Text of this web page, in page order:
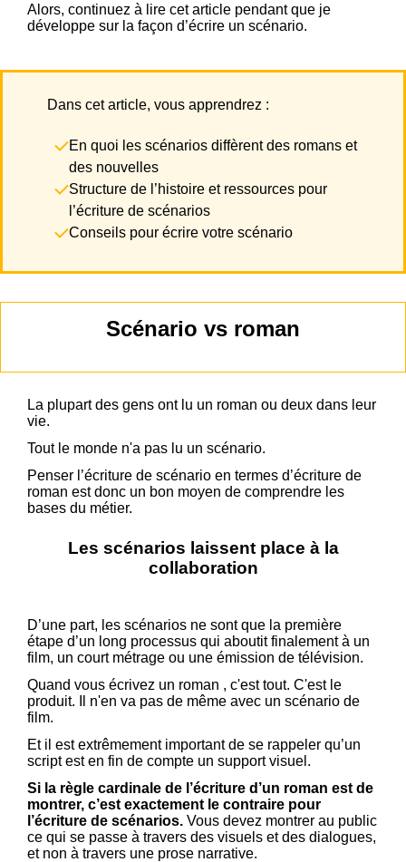
Alors, continuez à lire cet article pendant que je
développe sur la façon d’écrire un scénario.
Dans cet article, vous apprendrez :
En quoi les scénarios diffèrent des romans et
des nouvelles
Structure de l’histoire et ressources pour
l’écriture de scénarios
Conseils pour écrire votre scénario
Scénario vs roman
La plupart des gens ont lu un roman ou deux dans leur
vie.
Tout le monde n'a pas lu un scénario.
Penser l’écriture de scénario en termes d’écriture de
roman est donc un bon moyen de comprendre les
bases du métier.
Les scénarios laissent place à la
collaboration
D’une part, les scénarios ne sont que la première
étape d’un long processus qui aboutit finalement à un
film, un court métrage ou une émission de télévision.
Quand vous écrivez un roman , c'est tout. C'est le
produit. Il n'en va pas de même avec un scénario de
film.
Et il est extrêmement important de se rappeler qu’un
script est en fin de compte un support visuel.
Si la règle cardinale de l’écriture d’un roman est de
montrer, c’est exactement le contraire pour
l’écriture de scénarios. Vous devez montrer au public
ce qui se passe à travers des visuels et des dialogues,
et non à travers une prose narrative.